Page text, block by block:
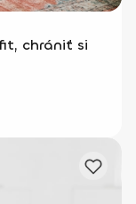
chrániť si